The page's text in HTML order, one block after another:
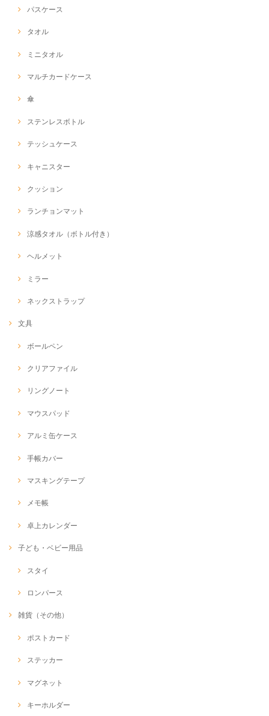
パスケース
タオル
ミニタオル
マルチカードケース
傘
ステンレスボトル
テッシュケース
キャニスター
クッション
ランチョンマット
涼感タオル（ボトル付き）
ヘルメット
ミラー
ネックストラップ
文具
ボールペン
クリアファイル
リングノート
マウスパッド
アルミ缶ケース
手帳カバー
マスキングテープ
メモ帳
卓上カレンダー
子ども・ベビー用品
スタイ
ロンパース
雑貨（その他）
ポストカード
ステッカー
マグネット
キーホルダー